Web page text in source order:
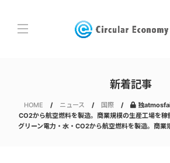
新着記事
HOME ニュース 国際
独
CO2から航空燃料を製造。商業規模の生産工場を稼
グリーン電力・水・CO2から航空燃料を製造。商業